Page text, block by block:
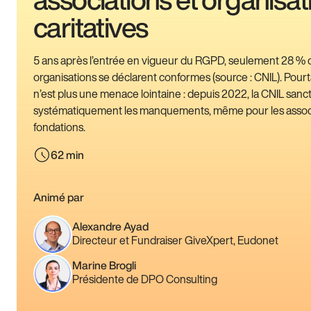
caritatives
5 ans après l’entrée en vigueur du RGPD, seulement 28 %
organisations se déclarent conformes (source : CNIL).
n’est plus une menace lointaine : depuis 2022, la CNIL
systématiquement les manquements, même pour les
fondations.
62 min
Animé par
Alexandre Ayad
Directeur et Fundraiser GiveXpert, Eudonet
Marine Brogli
Présidente de DPO Consulting